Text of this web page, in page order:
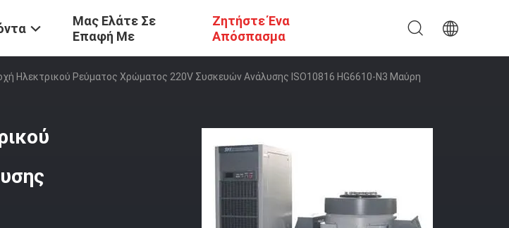
Μας Ελάτε Σε
Επαφή Με
Ζητήστε Ένα
Απόσπασμα
Ηλεκτρικού Ρεύματος Χρώματος 220V Συσκευών Ανάλυσης ISO10816 HG6610-N3 Μαύρη